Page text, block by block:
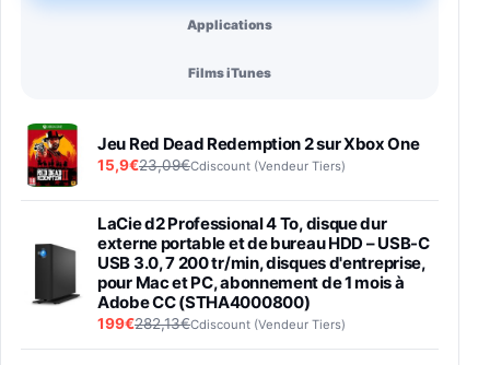
Applications
Films iTunes
Jeu Red Dead Redemption 2 sur Xbox One
15,9€23,09€Cdiscount (Vendeur Tiers)
LaCie d2 Professional 4 To, disque dur
externe portable et de bureau HDD – USB-C
USB 3.0, 7 200 tr/min, disques d'entreprise,
pour Mac et PC, abonnement de 1 mois à
Adobe CC (STHA4000800)
199€282,13€Cdiscount (Vendeur Tiers)